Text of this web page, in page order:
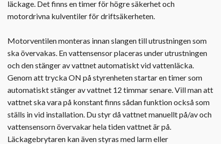
läckage. Det finns en timer för högre säkerhet och
motordrivna kulventiler för driftsäkerheten.
Motorventilen monteras innan slangen till utrustningen som
ska övervakas. En vattensensor placeras under utrustningen
och den stänger av vattnet automatiskt vid vattenläcka.
Genom att trycka ON på styrenheten startar en timer som
automatiskt stänger av vattnet 12 timmar senare. Vill man att
vattnet ska vara på konstant finns sådan funktion också som
ställs in vid installation. Du styr då vattnet manuellt på/av och
vattensensorn övervakar hela tiden vattnet är på.
Läckagebrytaren kan även styras med larm eller